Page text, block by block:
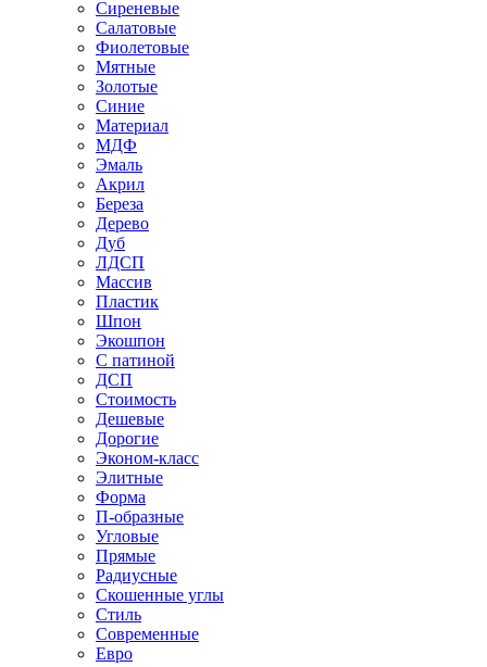
Сиреневые
Салатовые
Фиолетовые
Мятные
Золотые
Синие
Материал
МДФ
Эмаль
Акрил
Береза
Дерево
Дуб
ЛДСП
Массив
Пластик
Шпон
Экошпон
С патиной
ДСП
Стоимость
Дешевые
Дорогие
Эконом-класс
Элитные
Форма
П-образные
Угловые
Прямые
Радиусные
Скошенные углы
Стиль
Современные
Евро